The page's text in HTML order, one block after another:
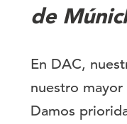
de
En DAC,
nuestro mayor
Damos